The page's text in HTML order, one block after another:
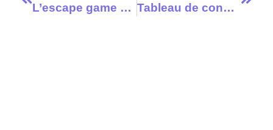
L’escape game s’invite dans les classes Tableau de conversion des grammes au CM2 : la méthode qui marche en classe